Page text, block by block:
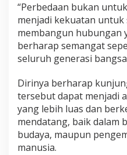
“Perbedaan bukan
menjadi kekuatan
membangun hubungan
berharap semangat
seluruh generasi
Dirinya berharap
tersebut dapat menjadi
yang lebih luas dan
mendatang, baik dalam
budaya, maupun
manusia.